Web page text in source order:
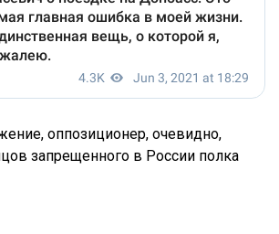
оппозиционер, очевидно,
запрещенного в России полка